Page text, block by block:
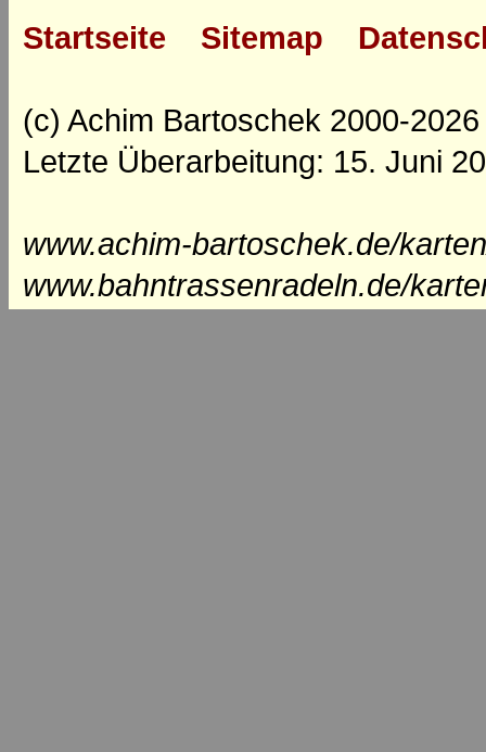
Startseite Sitemap
(c) Achim Bartoschek 2000-2026
Letzte Überarbeitung: 15. Juni
www.achim-bartoschek.de/
www.bahntrassenradeln.de/